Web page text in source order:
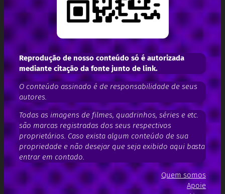
Reprodução de nosso conteúdo só é autorizada
mediante citação da fonte junto de link.
O conteúdo assinado é de responsabilidade de seus
autores.
Todas as imagens de filmes, quadrinhos, séries e etc.
são marcas registradas dos seus respectivos
proprietários. Caso exista algum conteúdo de sua
propriedade e não desejar que seja exibido aqui basta
entrar em contado.
Quem somos
Apoie